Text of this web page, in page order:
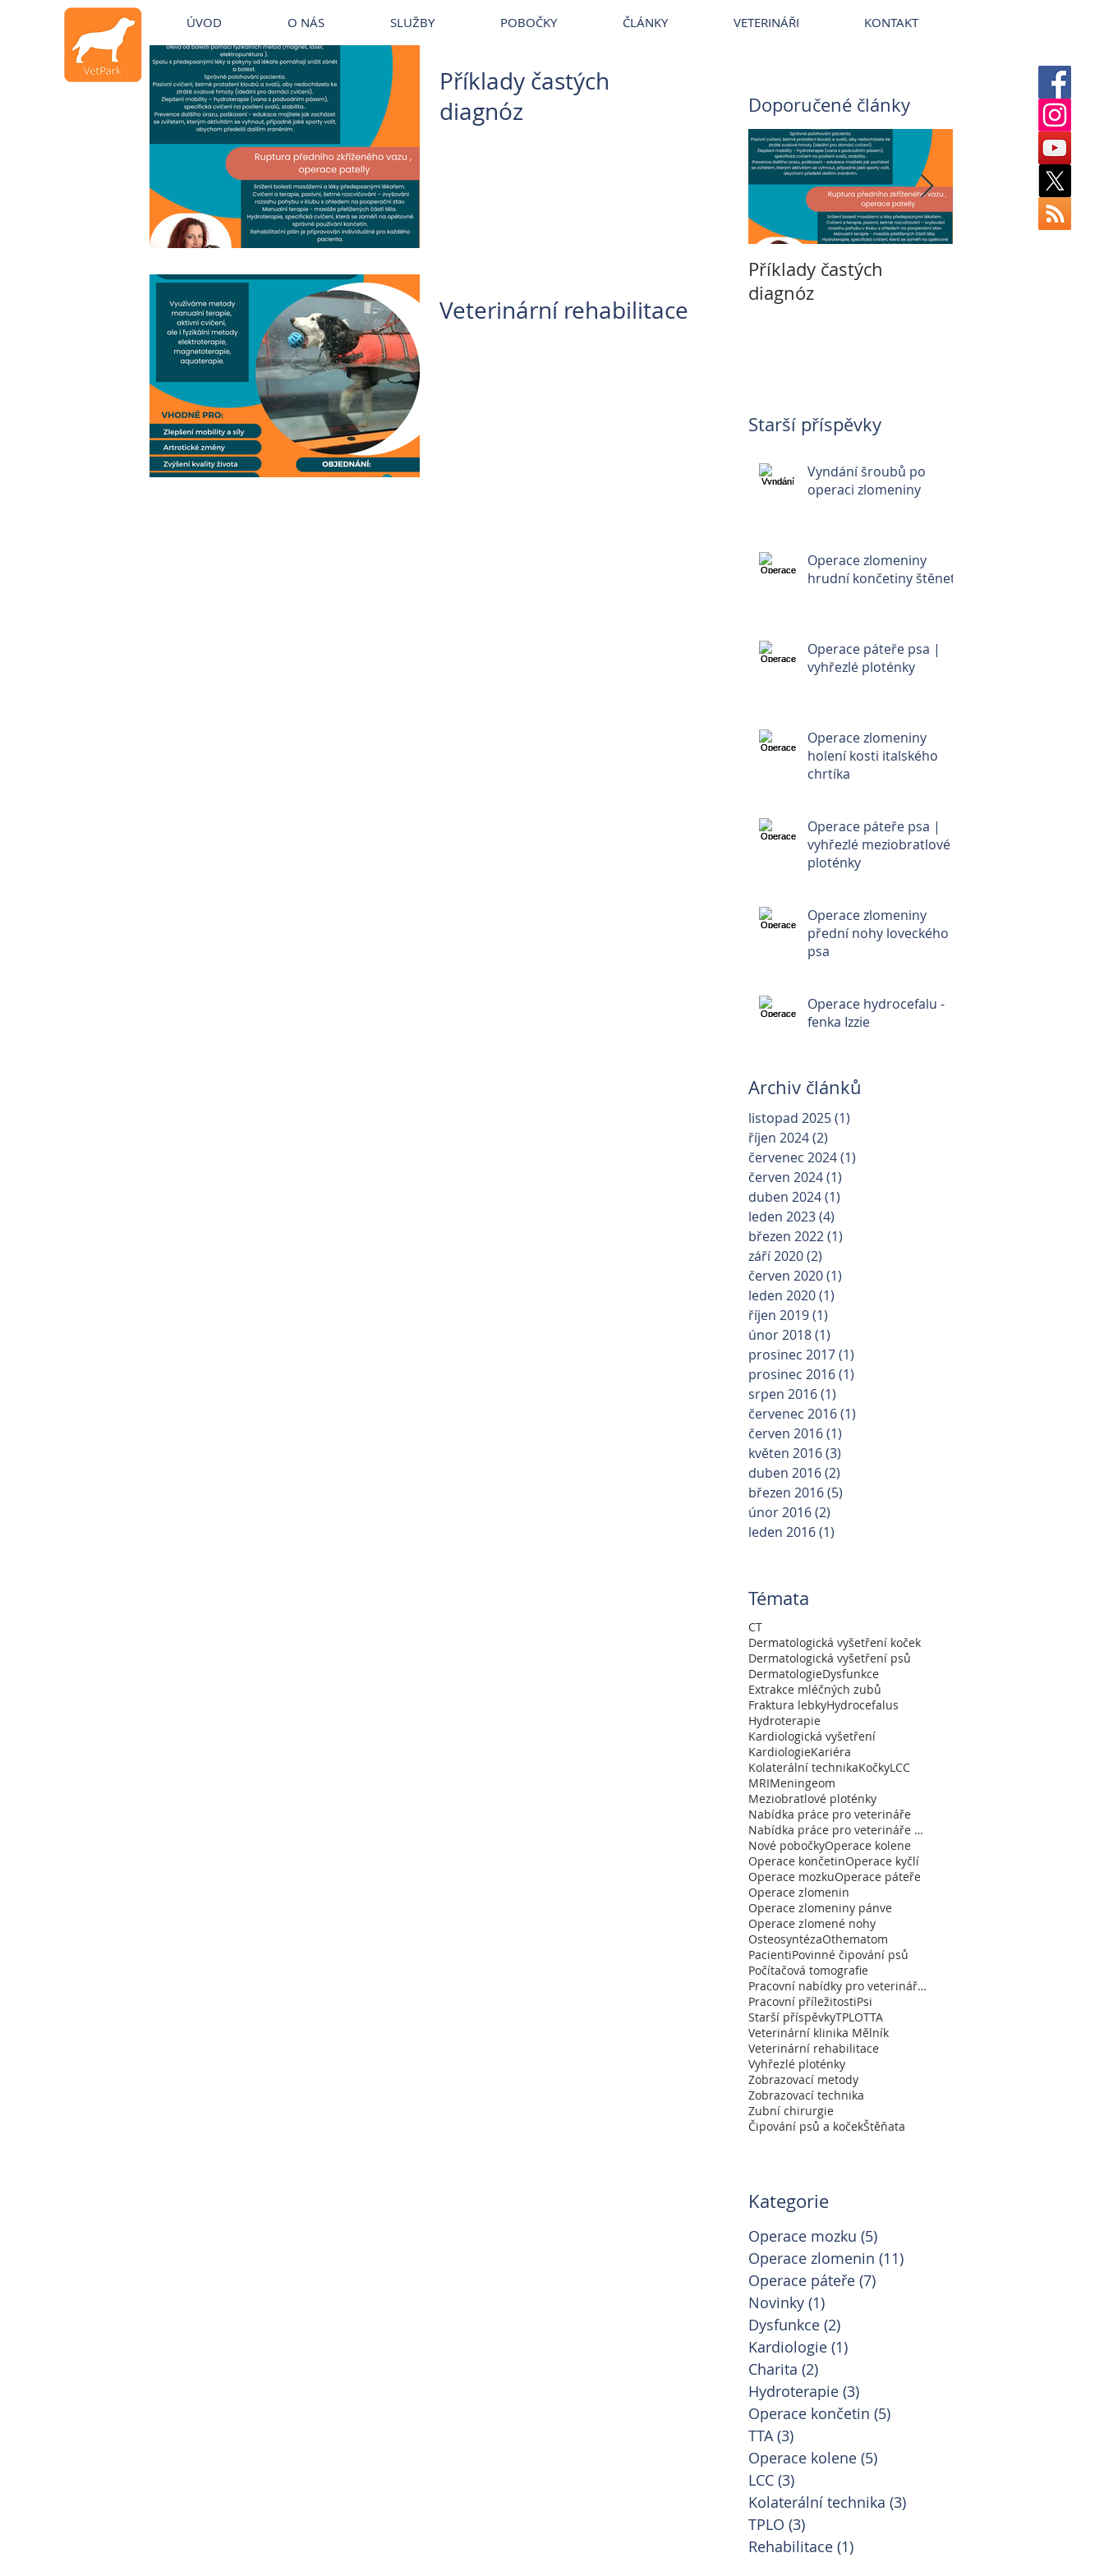
Veterinární klinika Mělník ÚVOD O NÁS SLUŽBY POBOČKY ČLÁNKY VETERINÁŘI KONTAKT
Příklady častých
diagnóz
Veterinární rehabilitace
Doporučené články
Příklady častých
diagnóz
Starší příspěvky
Vyndání šroubů po
operaci zlomeniny
Operace zlomeniny
hrudní končetiny štěnete
Operace páteře psa |
vyhřezlé ploténky
Operace zlomeniny
holení kosti italského
chrtíka
Operace páteře psa |
vyhřezlé meziobratlové
ploténky
Operace zlomeniny
přední nohy loveckého
psa
Operace hydrocefalu -
fenka Izzie
Archiv článků
listopad 2025(1)
říjen 2024(2)
červenec 2024(1)
červen 2024(1)
duben 2024(1)
leden 2023(4)
březen 2022(1)
září 2020(2)
červen 2020(1)
leden 2020(1)
říjen 2019(1)
únor 2018(1)
prosinec 2017(1)
prosinec 2016(1)
srpen 2016(1)
červenec 2016(1)
červen 2016(1)
květen 2016(3)
duben 2016(2)
březen 2016(5)
únor 2016(2)
leden 2016(1)
Témata
CT
Dermatologická vyšetření koček
Dermatologická vyšetření psů
DermatologieDysfunkce
Extrakce mléčných zubů
Fraktura lebkyHydrocefalus
Hydroterapie
Kardiologická vyšetření
KardiologieKariéra
Kolaterální technikaKočkyLCC
MRIMeningeom
Meziobratlové ploténky
Nabídka práce pro veterináře
Nabídka práce pro veterináře a absolventy
Nové pobočkyOperace kolene
Operace končetinOperace kyčlí
Operace mozkuOperace páteře
Operace zlomenin
Operace zlomeniny pánve
Operace zlomené nohy
OsteosyntézaOthematom
PacientiPovinné čipování psů
Počítačová tomografie
Pracovní nabídky pro veterináře a absolventy
Pracovní příležitostiPsi
Starší příspěvkyTPLOTTA
Veterinární klinika Mělník
Veterinární rehabilitace
Vyhřezlé ploténky
Zobrazovací metody
Zobrazovací technika
Zubní chirurgie
Čipování psů a kočekŠtěňata
Kategorie
Operace mozku (5)
Operace zlomenin (11)
Operace páteře (7)
Novinky (1)
Dysfunkce (2)
Kardiologie (1)
Charita (2)
Hydroterapie (3)
Operace končetin (5)
TTA (3)
Operace kolene (5)
LCC (3)
Kolaterální technika (3)
TPLO (3)
Rehabilitace (1)